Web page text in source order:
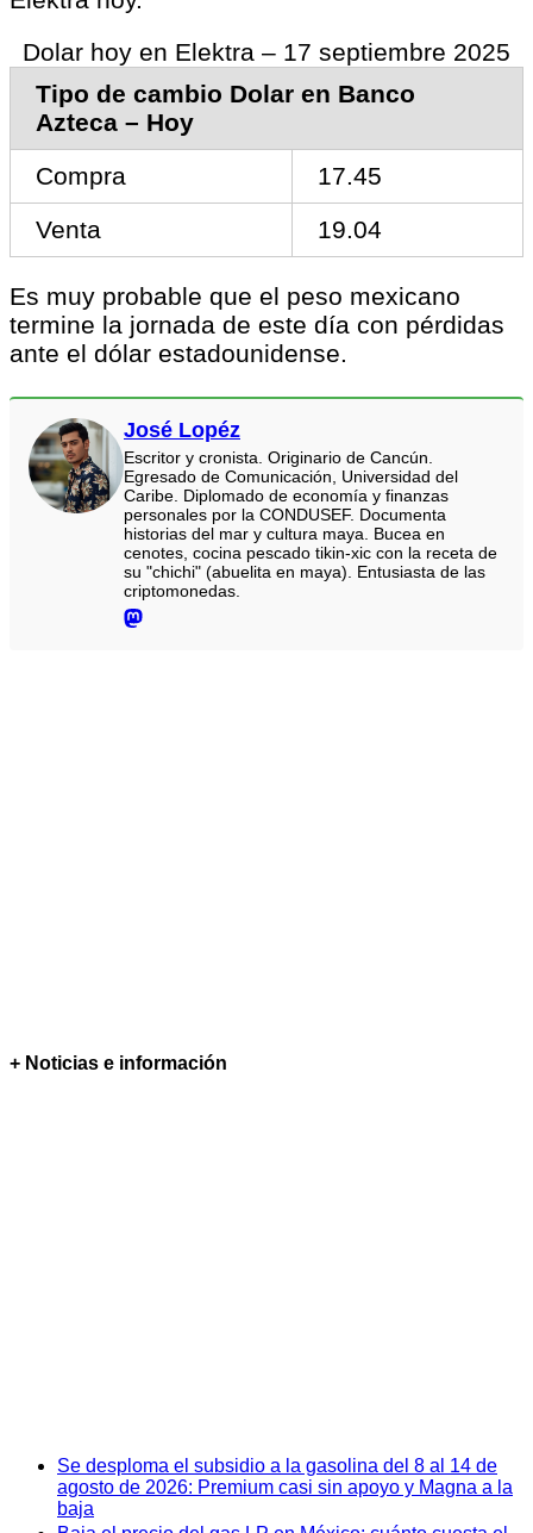
Dolar hoy en Elektra – 17 septiembre 2025
Tipo de cambio Dolar en Banco
Azteca – Hoy
Compra
17.45
Venta
19.04
Es muy probable que el peso mexicano
termine la jornada de este día con pérdidas
ante el dólar estadounidense.
José Lopéz
Escritor y cronista. Originario de Cancún.
Egresado de Comunicación, Universidad del
Caribe. Diplomado de economía y finanzas
personales por la CONDUSEF. Documenta
historias del mar y cultura maya. Bucea en
cenotes, cocina pescado tikin-xic con la receta de
su "chichi" (abuelita en maya). Entusiasta de las
criptomonedas.
+ Noticias e información
Se desploma el subsidio a la gasolina del 8 al 14 de
agosto de 2026: Premium casi sin apoyo y Magna a la
baja